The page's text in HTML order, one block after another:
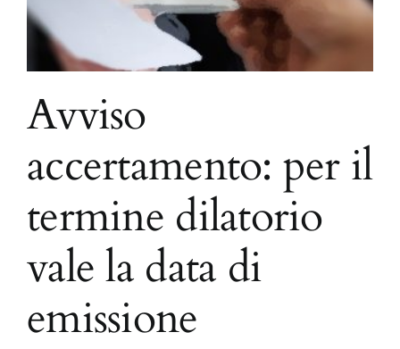
Avviso
accertamento: per il
termine dilatorio
vale la data di
emissione